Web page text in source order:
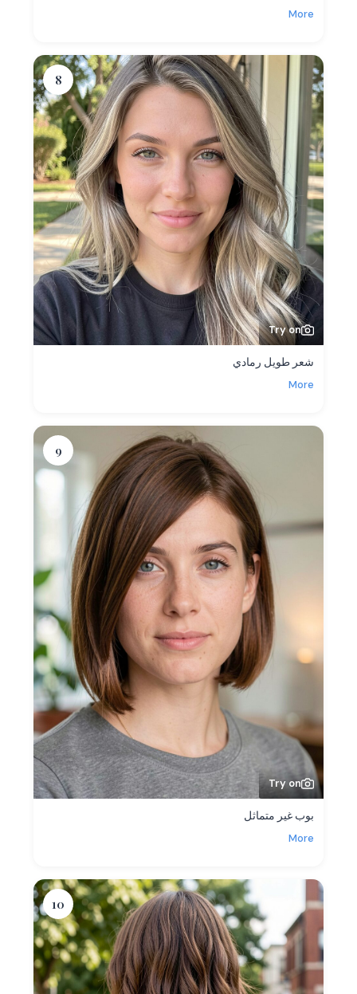
More
8
Try on
شعر طويل رمادي
More
9
Try on
بوب غير متماثل
More
10